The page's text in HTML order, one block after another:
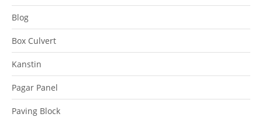
Blog
Box Culvert
Kanstin
Pagar Panel
Paving Block